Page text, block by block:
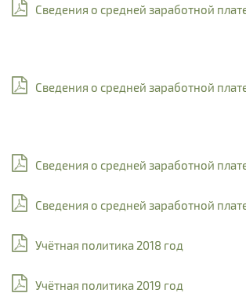
Сведения о средней заработной
Сведения о средней заработной
Сведения о средней заработной
Сведения о средней заработной
Учётная политика 2018 год
Учётная политика 2019 год